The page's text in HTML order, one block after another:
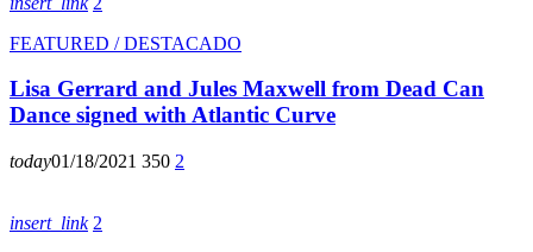
FEATURED / DESTACADO
Lisa Gerrard and Jules Maxwell from Dead Can
Dance signed with Atlantic Curve
today01/18/2021 350 2
insert_link 2